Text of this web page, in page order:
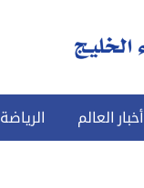
أخبار العالم الرياضة